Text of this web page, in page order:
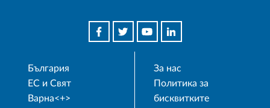
България
ЕС и Свят
Варна<+>
За нас
Политика за
бисквитките